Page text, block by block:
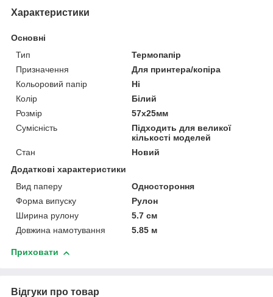
Характеристики
Основні
Тип
Термопапір
Призначення
Для принтера/копіра
Кольоровий папір
Ні
Колір
Білий
Розмір
57х25мм
Сумісність
Підходить для великої
кількості моделей
Стан
Новий
Додаткові характеристики
Вид паперу
Одностороння
Форма випуску
Рулон
Ширина рулону
5.7 см
Довжина намотування
5.85 м
Приховати
Відгуки про товар